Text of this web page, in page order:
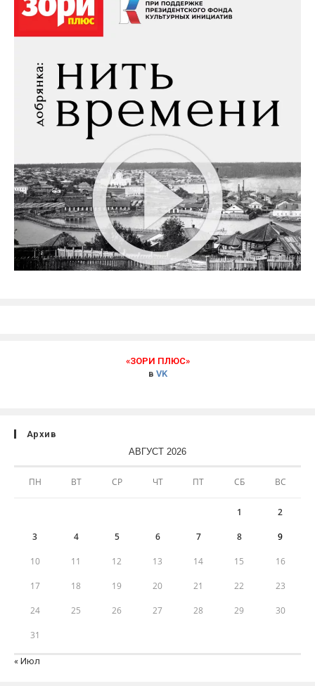
«ЗОРИ ПЛЮС»
в VK
Архив
АВГУСТ 2026
ПН ВТ СР ЧТ ПТ СБ ВС
1 2
3 4 5 6 7 8 9
10 11 12 13 14 15 16
17 18 19 20 21 22 23
24 25 26 27 28 29 30
31
« Июл